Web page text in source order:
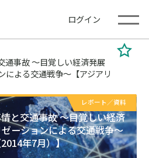
ログイン
通事故 ～目覚しい経済発展
による交通戦争～【アジアリ
レポート／資料
と交通事故 ～目覚しい経済
ーションによる交通戦争～
年7月）】